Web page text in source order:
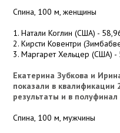
Спина, 100 м, женщины
1. Натали Коглин (США) -
2. Кирсти Ковентри
3. Маргарет Хельцер (США) -
Екатерина Зубкова и
показали в квалификации
результаты и в
Спина, 100 м, мужчины